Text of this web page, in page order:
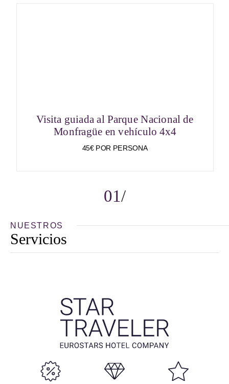
01
Visita guiada al Parque Nacional de
Monfragüe en vehículo 4x4
45€ POR PERSONA
NUESTROS
Servicios